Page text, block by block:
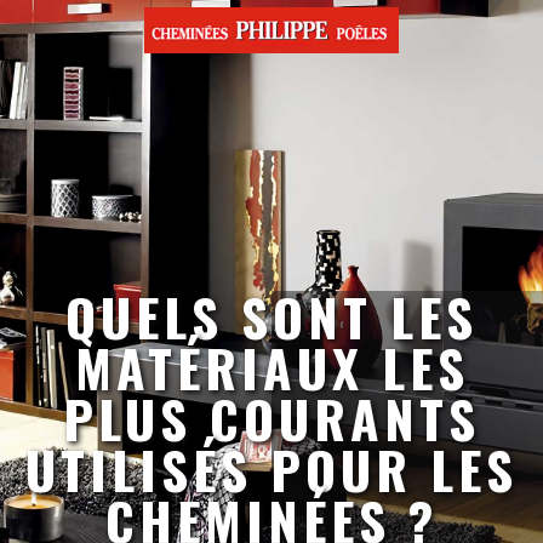
QUELS SONT LES
MATÉRIAUX LES
PLUS COURANTS
UTILISÉS POUR LES
CHEMINÉES ?